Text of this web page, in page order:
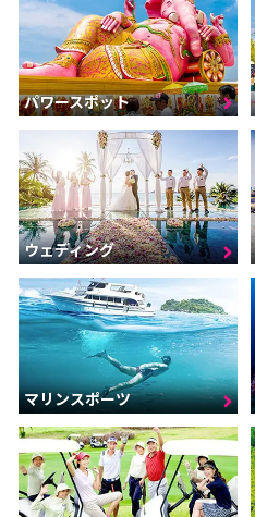
パワースポット
ウェディング
マリンスポーツ